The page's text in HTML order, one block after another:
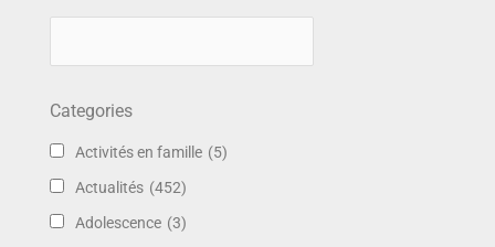
Categories
Activités en famille (5)
Actualités (452)
Adolescence (3)